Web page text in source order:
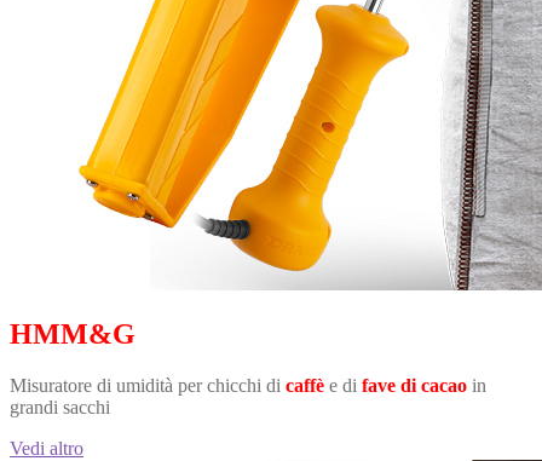
HMM&G
Misuratore di umidità per chicchi di caffè e di fave di cacao in
grandi sacchi
Vedi altro